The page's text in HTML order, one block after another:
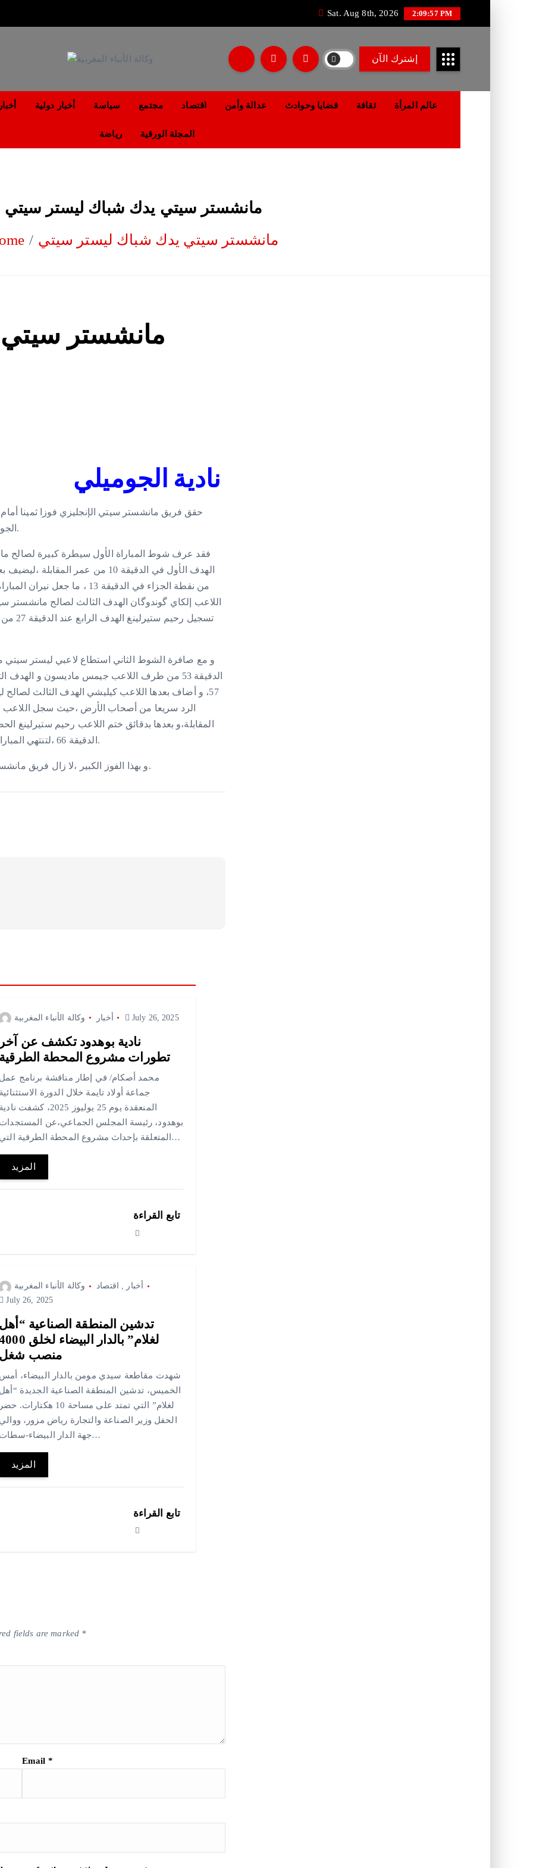
Sat. Aug 8th, 2026 2:09:57 PM
إشترك الآن
أخبار دولية سياسة مجتمع اقتصاد عدالة وأمن قضايا وحوادث ثقافة عالم المرأة
رياضة المجلة الورقية
مانشستر سيتي يدك شباك ليستر سيتي
مانشستر سيتي يدك شباك ليستر سيتي
مانشستر
حقق فريق مانشستر سيتي الإنجليزي فوزا ثمينا
الجولة التاسعة عشرة من الدوري الإنجليزي الممتاز.
فقد عرف شوط المباراة الأول سيطرة كبيرة لصالح
الهدف الأول في الدقيقة 10 من عمر
اللاعب إلكاي گوندوگان الهدف الثالث لصالح مانشستر
تسجيل
و مع صافرة الشوط الثاني استطاع لاعبي ليستر سيتي
الدقيقة 53 من طرف اللاعب جيمس ماديسون و
المقابلة،و بعدها بدقائق ختم اللاعب رحيم
الدقيقة 66 ،لتنتهي المباراة بفوز أصحاب الأرض على الضيف ليستر سيتي.
و بهذا الفوز الكبير ،لا زال فريق مانشستر سيتي يحافظ على الصدارة في سلم الترتيب.
وكالة الأنباء المغربية أخبار July 26, 2025
نادية بوهدود تكشف عن
تطورات مشروع المحطة
محمد أصكام/ في إطار مناقشة برنامج
جماعة أولاد تايمة خلال الدورة
المنعقدة يوم 25 يوليوز 2025، كشفت
بوهدود، رئيسة المجلس الجماعي،عن
المتعلقة بإحداث مشروع المحطة الطرقية التي…
المزيد
تابع القراءة
وكالة الأنباء المغربية أخبار ,
اقتصاد
July 26, 2025
تدشين المنطقة الصناعية
لغلام” بالدار البيضاء لخلق
منصب
شهدت مقاطعة سيدي مومن بالدار البيضاء،
الخميس، تدشين المنطقة الصناعية الجديدة
لغلام” التي تمتد على مساحة 10 هكتارات.
الحفل وزير الصناعة والتجارة رياض مزور،
جهة الدار البيضاء-سطات…
المزيد
تابع القراءة
fields are marked *
Email *